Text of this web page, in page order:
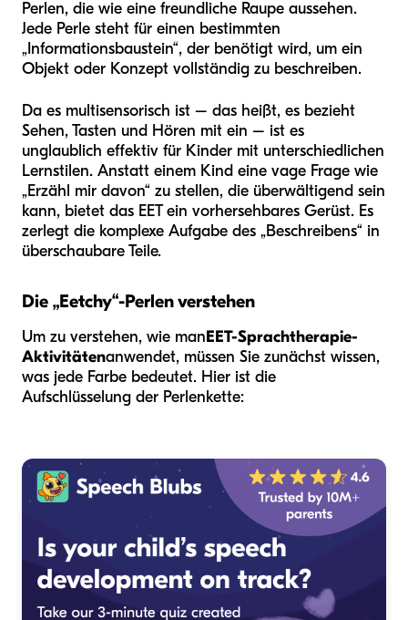
Perlen, die wie eine freundliche Raupe aussehen.
Jede Perle steht für einen bestimmten
„Informationsbaustein“, der benötigt wird, um ein
Objekt oder Konzept vollständig zu beschreiben.
Da es multisensorisch ist – das heißt, es bezieht
Sehen, Tasten und Hören mit ein – ist es
unglaublich effektiv für Kinder mit unterschiedlichen
Lernstilen. Anstatt einem Kind eine vage Frage wie
„Erzähl mir davon“ zu stellen, die überwältigend sein
kann, bietet das EET ein vorhersehbares Gerüst. Es
zerlegt die komplexe Aufgabe des „Beschreibens“ in
überschaubare Teile.
Die „Eetchy“-Perlen verstehen
Um zu verstehen, wie manEET-Sprachtherapie-
Aktivitätenanwendet, müssen Sie zunächst wissen,
was jede Farbe bedeutet. Hier ist die
Aufschlüsselung der Perlenkette: